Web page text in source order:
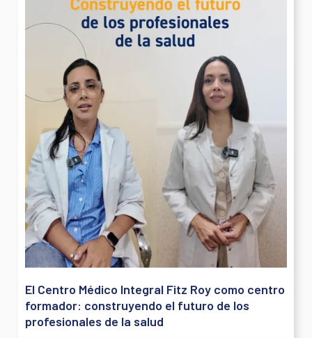
El Centro Médico Integral Fitz Roy como centro
formador: construyendo el futuro de los
profesionales de la salud